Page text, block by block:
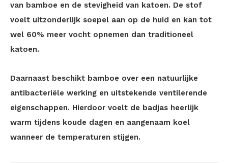
van bamboe en de stevigheid van katoen. De stof
voelt uitzonderlijk soepel aan op de huid en kan tot
wel 60% meer vocht opnemen dan traditioneel
katoen.
Daarnaast beschikt bamboe over een natuurlijke
antibacteriële werking en uitstekende ventilerende
eigenschappen. Hierdoor voelt de badjas heerlijk
warm tijdens koude dagen en aangenaam koel
wanneer de temperaturen stijgen.